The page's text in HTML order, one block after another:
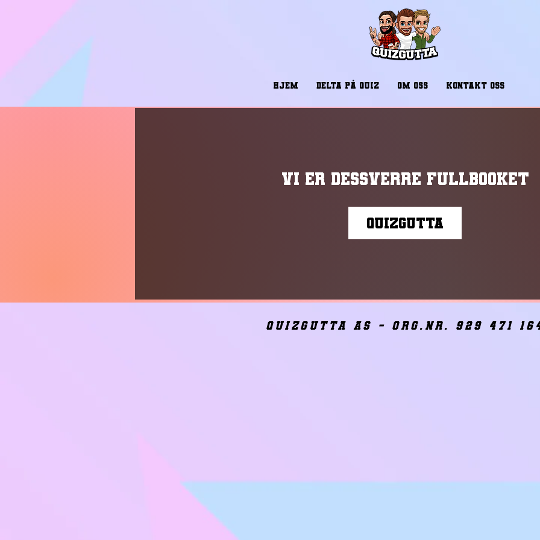
HJEM DELTA PÅ QUIZ OM OSS KONTAKT OSS
Vi er dessverre fullbooket
Quizgutta
quizgutta as - org.nr. 929 471